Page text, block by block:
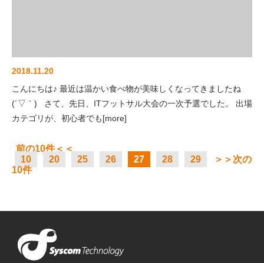
2018.11.20
こんにちは♪ 最近は温かい食べ物が美味しくなってきましたね
(´▽｀) さて、先日、ITフットサル大会の一次予選でした。 出場
カテゴリが、初心者でも[more]
前の10件＜＜
10
20 25 26 27 28 29
＞＞次の
10件